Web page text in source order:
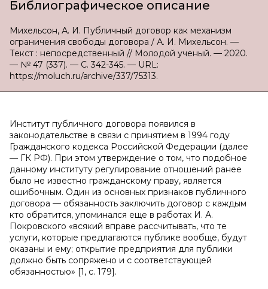
Библиографическое описание
Михельсон, А. И. Публичный договор как механизм
ограничения свободы договора / А. И. Михельсон. —
Текст : непосредственный // Молодой ученый. — 2020.
— № 47 (337). — С. 342-345. — URL:
https://moluch.ru/archive/337/75313.
Институт публичного договора появился в
законодательстве в связи с принятием в 1994 году
Гражданского кодекса Российской Федерации (далее
— ГК РФ). При этом утверждение о том, что подобное
данному институту регулирование отношений ранее
было не известно гражданскому праву, является
ошибочным. Один из основных признаков публичного
договора — обязанность заключить договор с каждым
кто обратится, упоминался еще в работах И. А.
Покровского «всякий вправе рассчитывать, что те
услуги, которые предлагаются публике вообще, будут
оказаны и ему; открытие предприятия для публики
должно быть сопряжено и с соответствующей
обязанностью» [1, c. 179].